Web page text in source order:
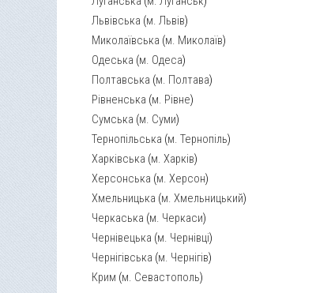
Львівська (м. Львів)
Миколаївська (м. Миколаїв)
Одеська (м. Одеса)
Полтавська (м. Полтава)
Рівненська (м. Рівне)
Сумська (м. Суми)
Тернопільська (м. Тернопіль)
Харківська (м. Харків)
Херсонська (м. Херсон)
Хмельницька (м. Хмельницький)
Черкаська (м. Черкаси)
Чернівецька (м. Чернівці)
Чернігівська (м. Чернігів)
Крим (м. Севастополь)